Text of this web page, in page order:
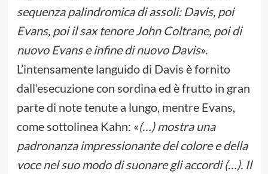
sequenza palindromica di assoli: Davis, poi
Evans, poi il sax tenore John Coltrane, poi di
nuovo Evans e infine di nuovo Davis».
L’intensamente languido di Davis è fornito
dall’esecuzione con sordina ed è frutto in gran
parte di note tenute a lungo, mentre Evans,
come sottolinea Kahn: «(…) mostra una
padronanza impressionante del colore e della
voce nel suo modo di suonare gli accordi (…). Il